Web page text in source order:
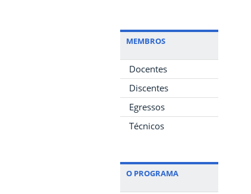
MEMBROS
Docentes
Discentes
Egressos
Técnicos
O PROGRAMA